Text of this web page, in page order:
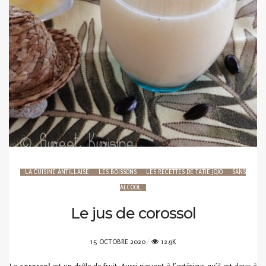
LA CUISINE ANTILLAISE LES BOISSONS LES RECETTES DE TATIE JOJO SANS
ALCOOL
Le jus de corossol
POSTED
15 OCTOBRE 2020 12.9K